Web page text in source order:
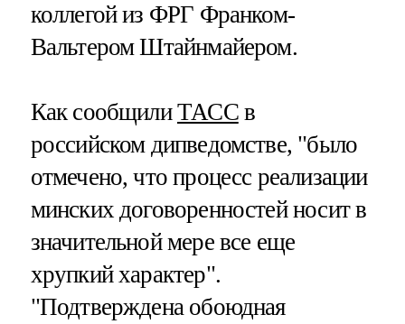
коллегой из ФРГ Франком-
Вальтером Штайнмайером.
Как сообщилиТАССв
российском дипведомстве, "было
отмечено, что процесс реализации
минских договоренностей носит в
значительной мере все еще
хрупкий характер".
"Подтверждена обоюдная